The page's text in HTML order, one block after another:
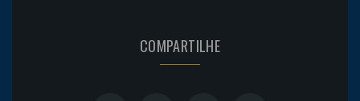
COMPARTILHE